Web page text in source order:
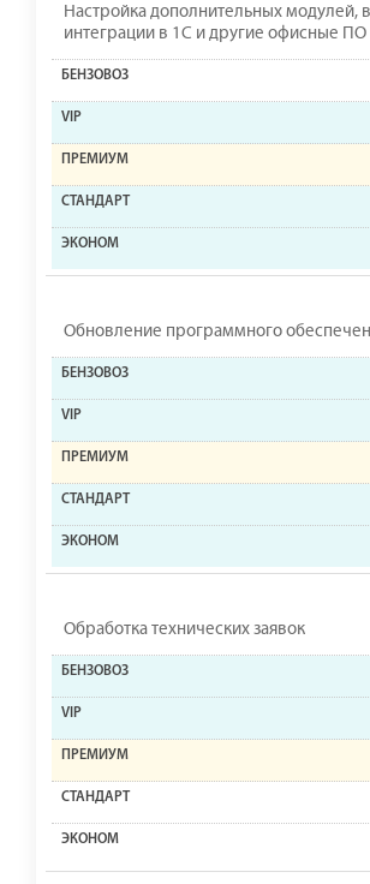
Настройка дополнительных модулей,
интеграции в 1С и другие офисные ПО
Обновление программного
Обработка технических заявок